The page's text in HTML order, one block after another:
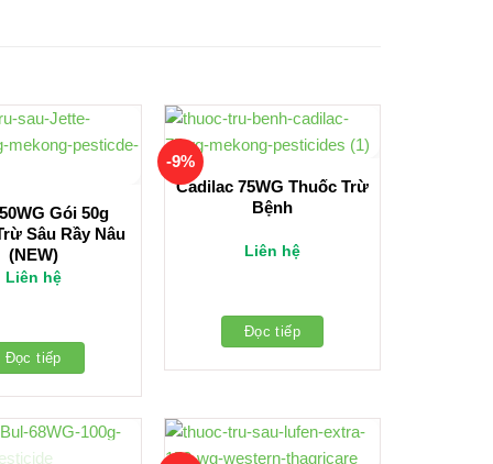
Gói 50g
Sâu Rầy Nâu
(NEW)
Liên hệ
Đọc tiếp
-9%
Cadilac 75WG Thuốc Trừ
Bệnh
Liên hệ
Đọc tiếp